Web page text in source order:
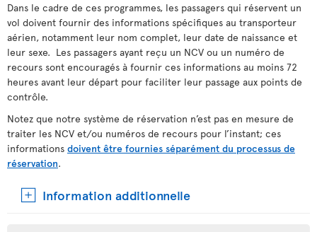
Dans le cadre de ces programmes, les passagers qui réservent un
vol doivent fournir des informations spécifiques au transporteur
aérien, notamment leur nom complet, leur date de naissance et
leur sexe. Les passagers ayant reçu un NCV ou un numéro de
recours sont encouragés à fournir ces informations au moins 72
heures avant leur départ pour faciliter leur passage aux points de
contrôle.
Notez que notre système de réservation n’est pas en mesure de
traiter les NCV et/ou numéros de recours pour l’instant; ces
informations doivent être fournies séparément du processus de
réservation.
Information additionnelle